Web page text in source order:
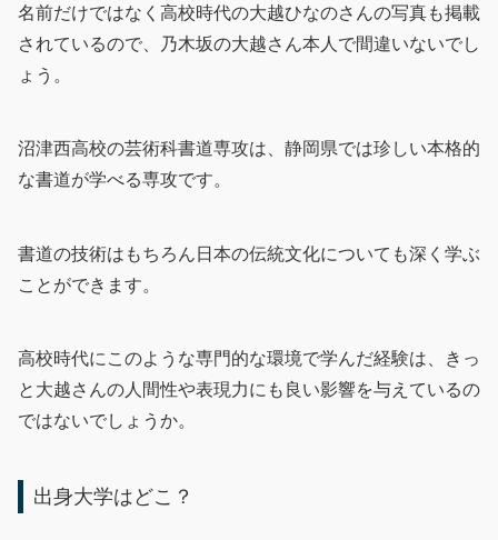
名前だけではなく高校時代の大越ひなのさんの写真も掲載
されているので、乃木坂の大越さん本人で間違いないでし
ょう。
沼津西高校の芸術科書道専攻は、静岡県では珍しい本格的
な書道が学べる専攻です。
書道の技術はもちろん日本の伝統文化についても深く学ぶ
ことができます。
高校時代にこのような専門的な環境で学んだ経験は、きっ
と大越さんの人間性や表現力にも良い影響を与えているの
ではないでしょうか。
出身大学はどこ？